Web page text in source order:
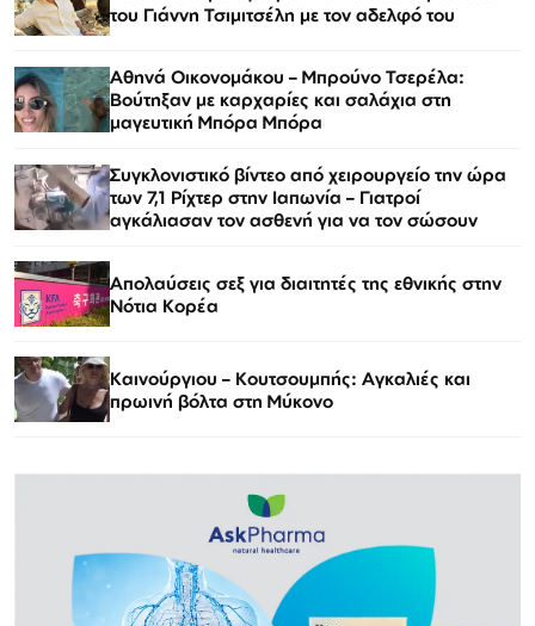
του Γιάννη Τσιμιτσέλη με τον αδελφό του
Αθηνά Οικονομάκου – Μπρούνο Τσερέλα:
Βούτηξαν με καρχαρίες και σαλάχια στη
μαγευτική Μπόρα Μπόρα
Συγκλονιστικό βίντεο από χειρουργείο την ώρα
των 7,1 Ρίχτερ στην Ιαπωνία – Γιατροί
αγκάλιασαν τον ασθενή για να τον σώσουν
Απολαύσεις σεξ για διαιτητές της εθνικής στην
Νότια Κορέα
Καινούργιου – Κουτσουμπής: Αγκαλιές και
πρωινή βόλτα στη Μύκονο